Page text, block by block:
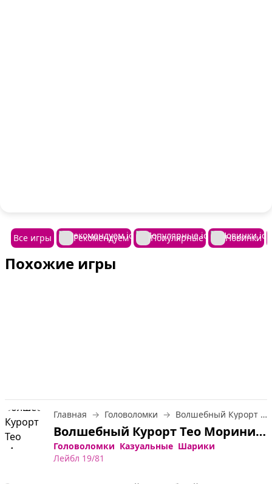
Все игры Рекомендуем Популярные Новинки
Похожие игры
Главная Головоломки Волшебный Курорт Тео Морини
Волшебный Курорт Тео Морини — играть онлайн бесплатно
Головоломки Казуальные Шарики
Лейбл 19/81